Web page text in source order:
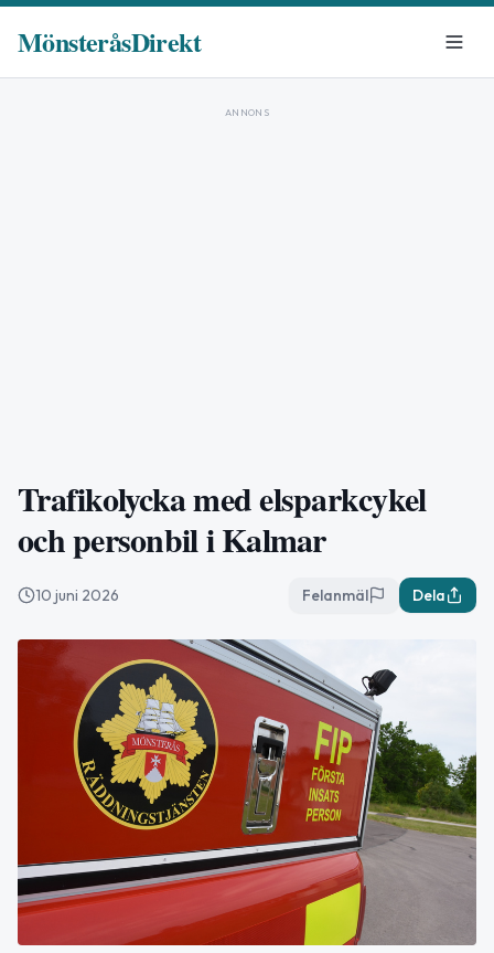
MönsteråsDirekt
ANNONS
Trafikolycka med elsparkcykel
och personbil i Kalmar
10 juni 2026 Felanmäl Dela